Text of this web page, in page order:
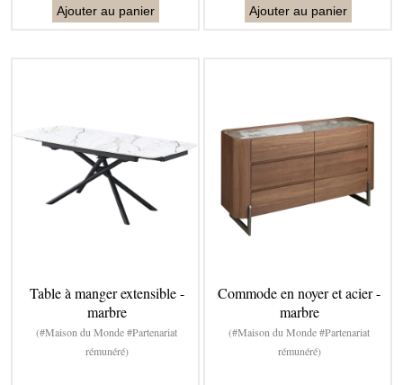
Ajouter au panier Ajouter au panier
Table à manger extensible -
marbre
(#Maison du Monde #Partenariat
rémunéré)
Commode en noyer et acier -
marbre
(#Maison du Monde #Partenariat
rémunéré)